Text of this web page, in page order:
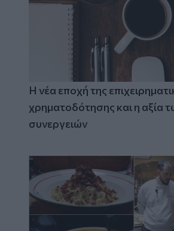
Η νέα εποχή της
χρηματοδότησης και η αξία
συνεργειών